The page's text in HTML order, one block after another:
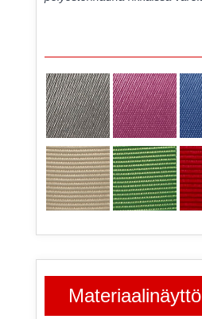
Materiaalinäyttö